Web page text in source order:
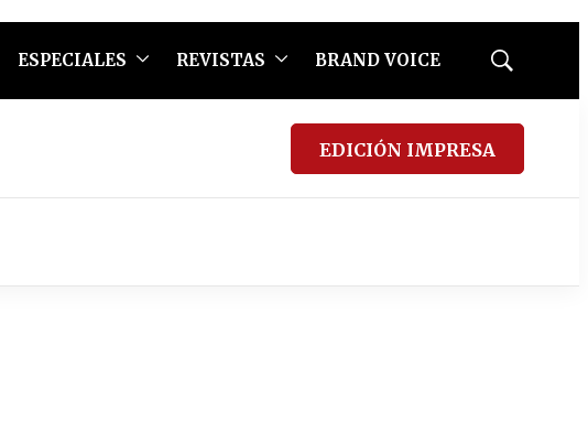
ESPECIALES REVISTAS BRAND VOICE
Mostrar
EDICIÓN IMPRESA